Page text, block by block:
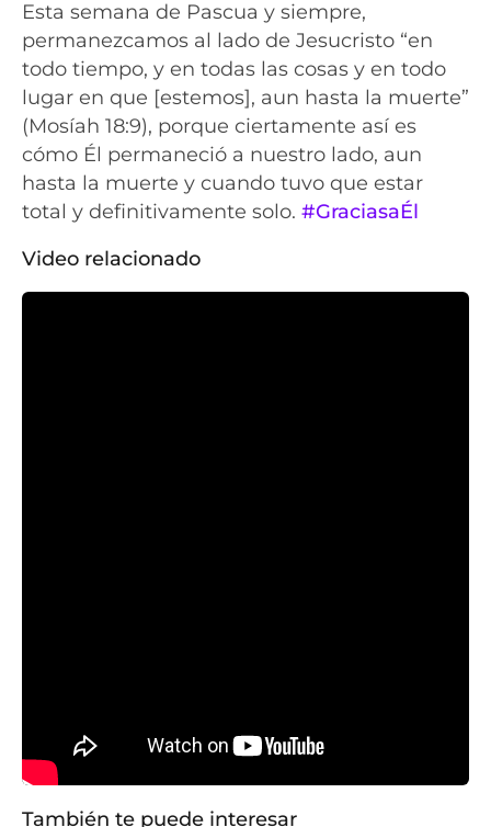
Esta semana de Pascua y siempre,
permanezcamos al lado de Jesucristo “en
todo tiempo, y en todas las cosas y en todo
lugar en que [estemos], aun hasta la muerte”
(Mosíah 18:9), porque ciertamente así es
cómo Él permaneció a nuestro lado, aun
hasta la muerte y cuando tuvo que estar
total y definitivamente solo. #GraciasaÉl
Video relacionado
También te puede interesar